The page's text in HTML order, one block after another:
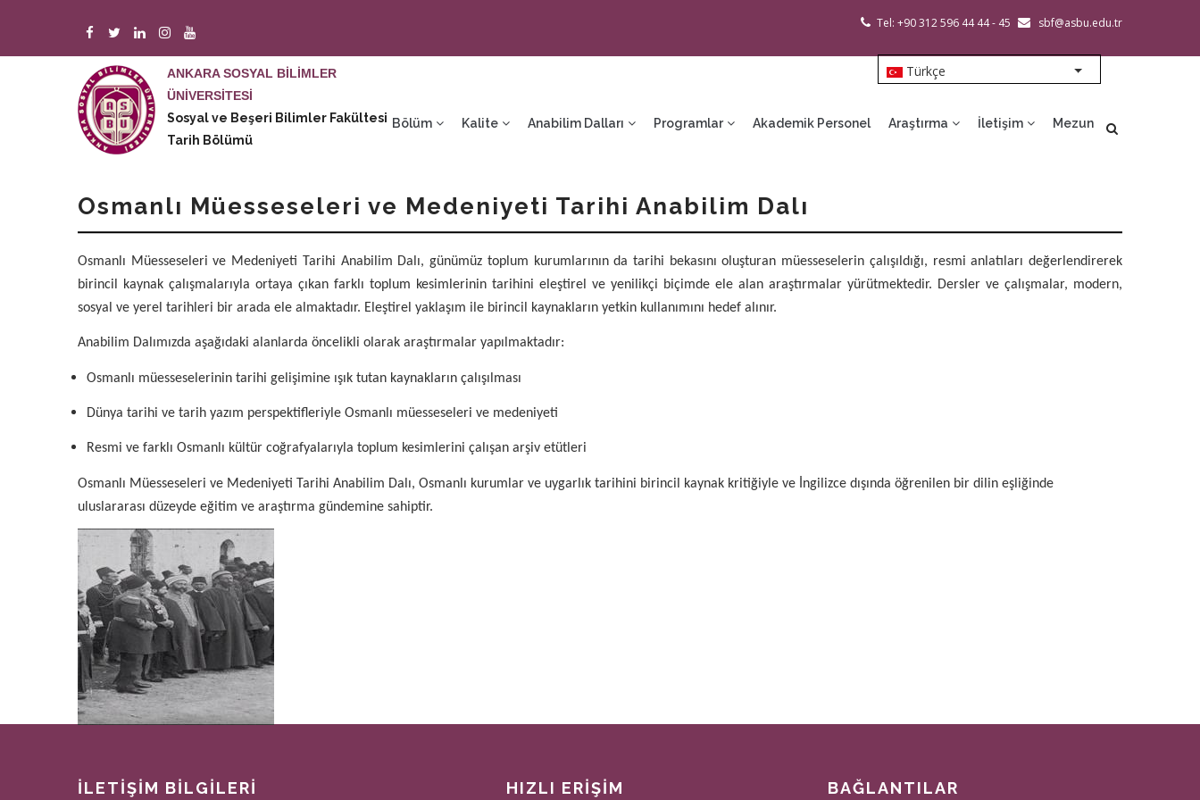
atla
Tel: +90 312 596 44 44 - 45 sbf@asbu.edu.tr
ANKARA SOSYAL BİLİMLER
ÜNİVERSİTESİ
Sosyal ve Beşeri Bilimler Fakültesi
Tarih Bölümü
Türkçe
List additional
navigation
Bölüm Kalite Anabilim Dalları Programlar Akademik Personel Araştırma İletişim Mezun
Osmanlı Müesseseleri ve Medeniyeti Tarihi Anabilim Dalı
Osmanlı Müesseseleri ve Medeniyeti Tarihi Anabilim Dalı, günümüz toplum kurumlarının da tarihi bekasını oluşturan müesseselerin çalışıldığı, resmi anlatıları değerlendirerek
birincil kaynak çalışmalarıyla ortaya çıkan farklı toplum kesimlerinin tarihini eleştirel ve yenilikçi biçimde ele alan araştırmalar yürütmektedir. Dersler ve çalışmalar, modern,
sosyal ve yerel tarihleri bir arada ele almaktadır. Eleştirel yaklaşım ile birincil kaynakların yetkin kullanımını hedef alınır.
Anabilim Dalımızda aşağıdaki alanlarda öncelikli olarak araştırmalar yapılmaktadır:
Osmanlı müesseselerinin tarihi gelişimine ışık tutan kaynakların çalışılması
Dünya tarihi ve tarih yazım perspektifleriyle Osmanlı müesseseleri ve medeniyeti
Resmi ve farklı Osmanlı kültür coğrafyalarıyla toplum kesimlerini çalışan arşiv etütleri
Osmanlı Müesseseleri ve Medeniyeti Tarihi Anabilim Dalı, Osmanlı kurumlar ve uygarlık tarihini birincil kaynak kritiğiyle ve İngilizce dışında öğrenilen bir dilin eşliğinde
uluslararası düzeyde eğitim ve araştırma gündemine sahiptir.
İLETİŞİM BİLGİLERİ HIZLI ERİŞİM BAĞLANTILAR